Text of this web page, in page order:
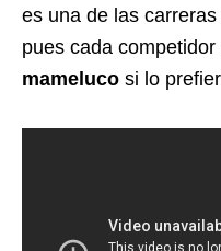
es una de las
pues cada
mameluco si lo